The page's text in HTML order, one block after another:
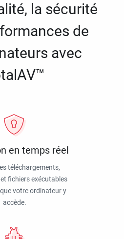
la sécurité
de
avec
en temps réel
téléchargements,
fichiers exécutables
votre ordinateur y
accède.